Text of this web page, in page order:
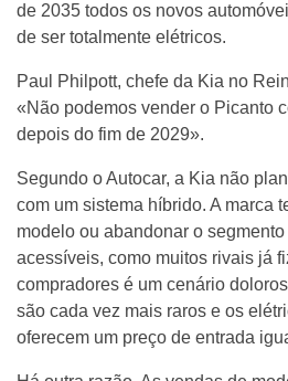
de 2035 todos os novos
de ser totalmente elétricos.
Paul Philpott, chefe da Kia no
«Não podemos vender o Picanto
depois do fim de 2029».
Segundo o Autocar, a Kia não
com um sistema híbrido. A marca
modelo ou abandonar o
acessíveis, como muitos rivais já
compradores é um cenário
são cada vez mais raros e os
oferecem um preço de entrada